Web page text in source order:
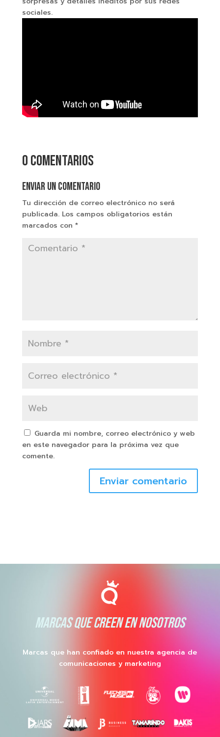
sociales.
0 comentarios
Enviar un comentario
Tu dirección de correo electrónico no será
publicada. Los campos obligatorios están
marcados con *
Guarda mi nombre, correo electrónico y web
en este navegador para la próxima vez que
comente.
Enviar comentario
MARCAS QUE CREEN EN NOSOTROS
Marcas que han confiado en nuestra agencia de
comunicaciones y marketing